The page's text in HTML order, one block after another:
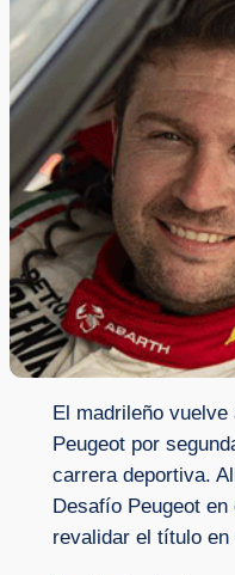
El madrileño
Peugeot por
carrera deportiva.
Desafío Peugeot
revalidar el título en